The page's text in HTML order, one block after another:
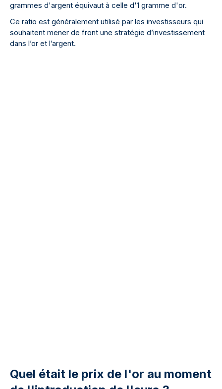
grammes d'argent équivaut à celle d'1 gramme d'or.
Ce ratio est généralement utilisé par les investisseurs qui
souhaitent mener de front une stratégie d’investissement
dans l’or et l’argent.
Quel était le prix de l'or au moment